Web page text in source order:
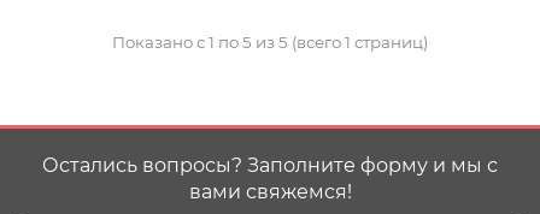
Показано с 1 по 5 из 5 (всего 1 страниц)
Остались вопросы? Заполните форму и мы с
вами свяжемся!